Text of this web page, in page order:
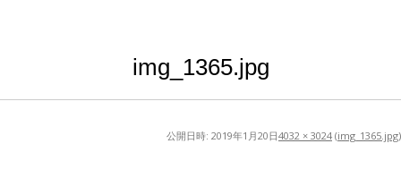
img_1365.jpg
公開日時: 2019年1月20日4032 × 3024 (img_1365.jpg)